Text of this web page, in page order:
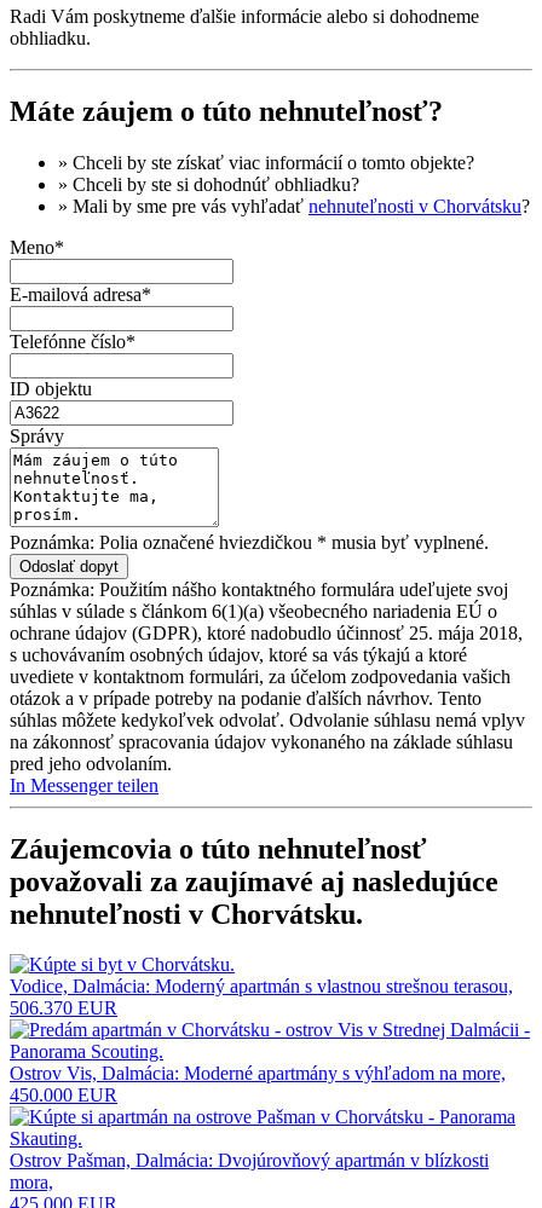
Radi Vám poskytneme ďalšie informácie alebo si dohodneme
obhliadku.
Máte záujem o túto nehnuteľnosť?
» Chceli by ste získať viac informáciío tomto objekte?
» Chceli by ste si dohodnúť obhliadku?
» Mali by sme pre vás vyhľadať nehnuteľnosti v Chorvátsku?
Meno*
E-mailová adresa*
Telefónne číslo*
ID objektu
Správy
Poznámka: Polia označené hviezdičkou * musia byť vyplnené.
Poznámka: Použitím nášho kontaktného formulára udeľujete svoj
súhlas v súlade s článkom 6(1)(a) všeobecného nariadenia EÚ o
ochrane údajov (GDPR), ktoré nadobudlo účinnosť 25. mája 2018,
s uchovávaním osobných údajov, ktoré sa vás týkajú a ktoré
uvediete v kontaktnom formulári, za účelom zodpovedania vašich
otázok a v prípade potreby na podanie ďalších návrhov. Tento
súhlas môžete kedykoľvek odvolať. Odvolanie súhlasu nemá vplyv
na zákonnosť spracovania údajov vykonaného na základe súhlasu
pred jeho odvolaním.
In Messenger teilen
Záujemcovia o túto nehnuteľnosť
považovali za zaujímavé aj nasledujúce
nehnuteľnosti v Chorvátsku.
Vodice, Dalmácia: Moderný apartmán s vlastnou strešnou terasou,
506.370 EUR
Ostrov Vis, Dalmácia: Moderné apartmány s výhľadom na more,
450.000 EUR
Ostrov Pašman, Dalmácia: Dvojúrovňový apartmán v blízkosti
mora,